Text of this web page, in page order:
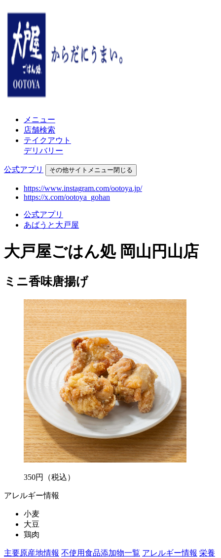
メニュー
店舗検索
テイクアウト
デリバリー
公式アプリ その他サイトメニュー閉じる
https://www.instagram.com/ootoya.jp/
https://x.com/ootoya_gohan
公式アプリ
あばうと大戸屋
大戸屋ごはん処 岡山円山店
ミニ香味唐揚げ
350円 （税込）
アレルギー情報
小麦
大豆
鶏肉
主要原産地情報 不使用食品添加物一覧 アレルギー情報 栄養